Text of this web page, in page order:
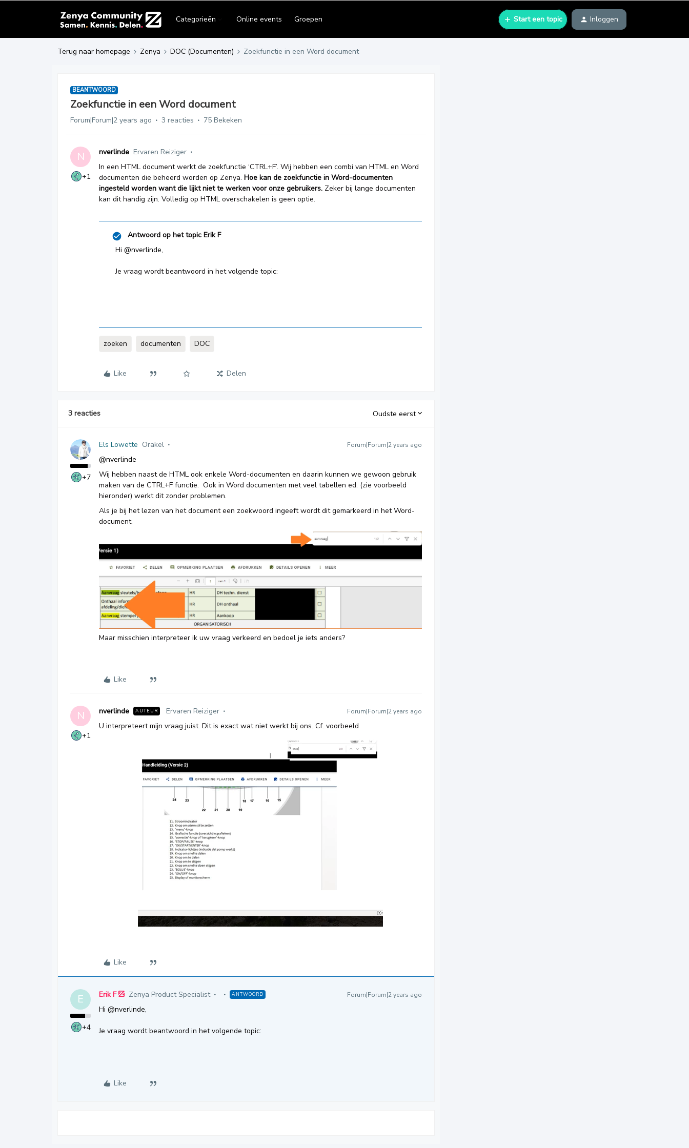
Categorieën Online events Groepen Start een topic Inloggen
Terug naar homepage Zenya DOC (Documenten) Zoekfunctie in een Word document
BEANTWOORD
Zoekfunctie in een Word document
Forum|Forum|2 years ago 3 reacties 75 Bekeken
N
+1
nverlinde Ervaren Reiziger
In een HTML document werkt de zoekfunctie ‘CTRL+F’. Wij hebben een combi van HTML en Word
documenten die beheerd worden op Zenya. Hoe kan de zoekfunctie in Word-documenten
ingesteld worden want die lijkt niet te werken voor onze gebruikers. Zeker bij lange documenten
kan dit handig zijn. Volledig op HTML overschakelen is geen optie.
Antwoord op het topic Erik F
Hi @nverlinde,
Je vraag wordt beantwoord in het volgende topic:
zoeken documenten DOC
Like Delen
3 reacties Oudste eerst
+7
Els Lowette Orakel Forum|Forum|2 years ago
@nverlinde
Wij hebben naast de HTML ook enkele Word-documenten en daarin kunnen we gewoon gebruik
maken van de CTRL+F functie. Ook in Word documenten met veel tabellen ed. (zie voorbeeld
hieronder) werkt dit zonder problemen.
Als je bij het lezen van het document een zoekwoord ingeeft wordt dit gemarkeerd in het Word-
document.
Maar misschien interpreteer ik uw vraag verkeerd en bedoel je iets anders?
Like
N
+1
nverlinde AUTEUR Ervaren Reiziger Forum|Forum|2 years ago
U interpreteert mijn vraag juist. Dit is exact wat niet werkt bij ons. Cf. voorbeeld
Like
E
+4
Erik F Zenya Product Specialist ANTWOORD Forum|Forum|2 years ago
Hi @nverlinde,
Je vraag wordt beantwoord in het volgende topic:
Like